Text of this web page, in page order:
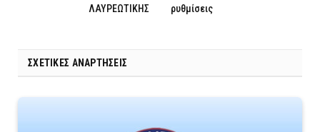
ΛΑΥΡΕΩΤΙΚΗΣ
ρυθμίσεις
ΣΧΕΤΙΚΈΣ ΑΝΑΡΤΉΣΕΙΣ